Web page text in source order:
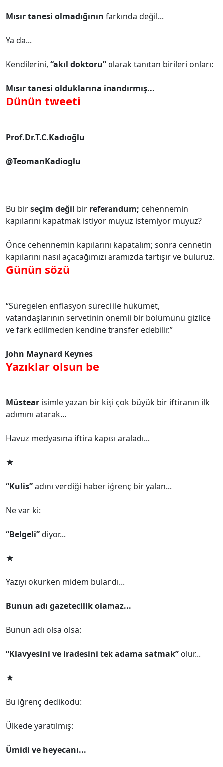
Mısır tanesi olmadığının farkında değil...
Ya da...
Kendilerini, “akıl doktoru” olarak tanıtan birileri onları:
Mısır tanesi olduklarına inandırmış...
Dünün tweeti
Prof.Dr.T.C.Kadıoğlu
@TeomanKadioglu
Bu birseçim değil bir referandum; cehennemin
kapılarını kapatmak istiyor muyuz istemiyor muyuz?
Önce cehennemin kapılarını kapatalım; sonra cennetin
kapılarını nasıl açacağımızı aramızda tartışır ve buluruz.
Günün sözü
“Süregelen enflasyon süreci ile hükümet,
vatandaşlarının servetinin önemli bir bölümünü gizlice
ve fark edilmeden kendine transfer edebilir.”
John Maynard Keynes
Yazıklar olsun be
Müstear isimle yazan bir kişi çok büyük bir iftiranın ilk
adımını atarak...
Havuz medyasına iftira kapısı araladı...
★
“Kulis”adını verdiği haber iğrenç bir yalan...
Ne var ki:
“Belgeli”diyor...
★
Yazıyı okurken midem bulandı...
Bunun adı gazetecilik olamaz...
Bunun adı olsa olsa:
“Klavyesini ve iradesini tek adama satmak” olur...
★
Bu iğrenç dedikodu:
Ülkede yaratılmış:
Ümidi ve heyecanı...